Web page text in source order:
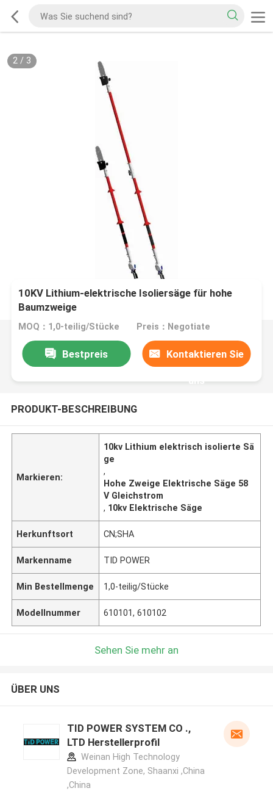
2/ 3
10KV Lithium-elektrische Isoliersäge für hohe
Baumzweige
MOQ：1,0-teilig/Stücke Preis：Negotiate
Bestpreis Kontaktieren Sie
uns
PRODUKT-BESCHREIBUNG
Markieren:
10kv Lithium elektrisch isolierte Sä
ge
,
Hohe Zweige Elektrische Säge 58
V Gleichstrom
, 10kv Elektrische Säge
Herkunftsort CN;SHA
Markenname TID POWER
Min Bestellmenge 1,0-teilig/Stücke
Modellnummer 610101, 610102
Sehen Sie mehr an
ÜBER UNS
TID POWER SYSTEM CO .,
LTD Herstellerprofil
Weinan High Technology
Development Zone, Shaanxi ,China
,China